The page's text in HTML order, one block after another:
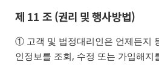
제 11 조 (권리 및 행사방법)
① 고객 및 법정대리인은 언제든지
인정보를 조회, 수정 또는 가입해지